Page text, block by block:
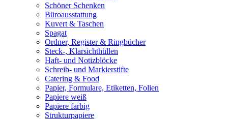
Schöner Schenken
Büroausstattung
Kuvert & Taschen
Spagat
Ordner, Register & Ringbücher
Steck-, Klarsichthüllen
Haft- und Notizblöcke
Schreib- und Markierstifte
Catering & Food
Papier, Formulare, Etiketten, Folien
Papiere weiß
Papiere farbig
Strukturpapiere